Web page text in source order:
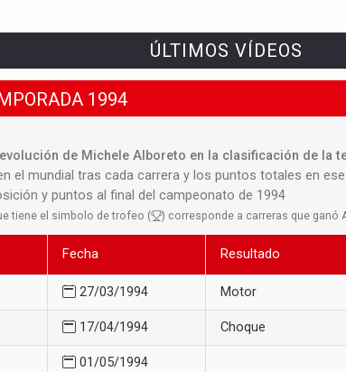
ÚLTIMOS VÍDEOS
1994
evolución de Michele Alboreto en la clasificación de la
el mundial tras cada carrera y los puntos totales en
y puntos al final del campeonato de 1994
tiene el simbolo de trofeo ( ) corresponde a carreras que ganó
Fecha Resultado
27/03/1994 Motor
17/04/1994 Choque
01/05/1994